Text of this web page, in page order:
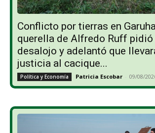
Conflicto por tierras en
querella de Alfredo Ruff pidió
desalojo y adelantó que
justicia al cacique...
Política y Economía Patricia Escobar - 09/08/